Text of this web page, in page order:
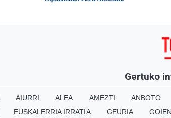
Gertuko
AIURRI ALEA AMEZTI ANBOTO
EUSKALERRIA IRRATIA GEURIA